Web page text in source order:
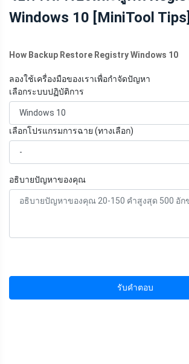
Windows 10 [MiniTool Tips]
How Backup Restore Registry Windows 10
ลองใช้เครื่องมือของเราเพื่อกำจัดปัญหา
เลือกระบบปฏิบัติการ
เลือกโปรแกรมการฉาย (ทางเลือก)
อธิบายปัญหาของคุณ
รับคำตอบ